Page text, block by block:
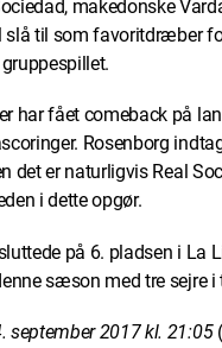
makedonske
slå til som favoritdræber
har fået comeback på
Rosenborg
det er naturligvis Real
i dette opgør.
på 6. pladsen i La
sæson med tre sejre
september 2017 kl. 21:05(